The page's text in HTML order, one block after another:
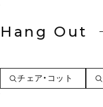
Hang Out
チェア・コット